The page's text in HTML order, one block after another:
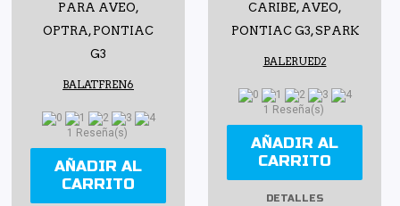
PARA AVEO,
OPTRA, PONTIAC
G3
BALATFREN6
1 Reseña(s)
AÑADIR AL
CARRITO
CARIBE, AVEO,
PONTIAC G3, SPARK
BALERUED2
1 Reseña(s)
AÑADIR AL
CARRITO
DETALLES